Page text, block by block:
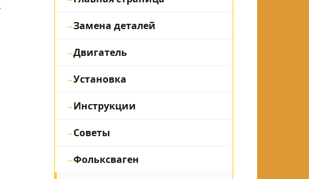
Замена деталей
Двигатель
Установка
Инструкции
Советы
Фольксваген